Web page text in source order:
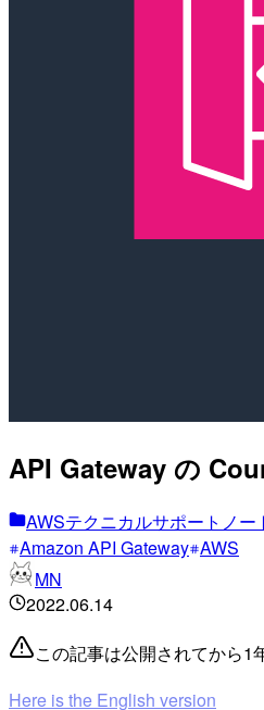
API Gateway の
AWSテクニカルサポートノー
Amazon API Gateway AWS
MN
2022.06.14
この記事は公開されてから1
Here is the English version